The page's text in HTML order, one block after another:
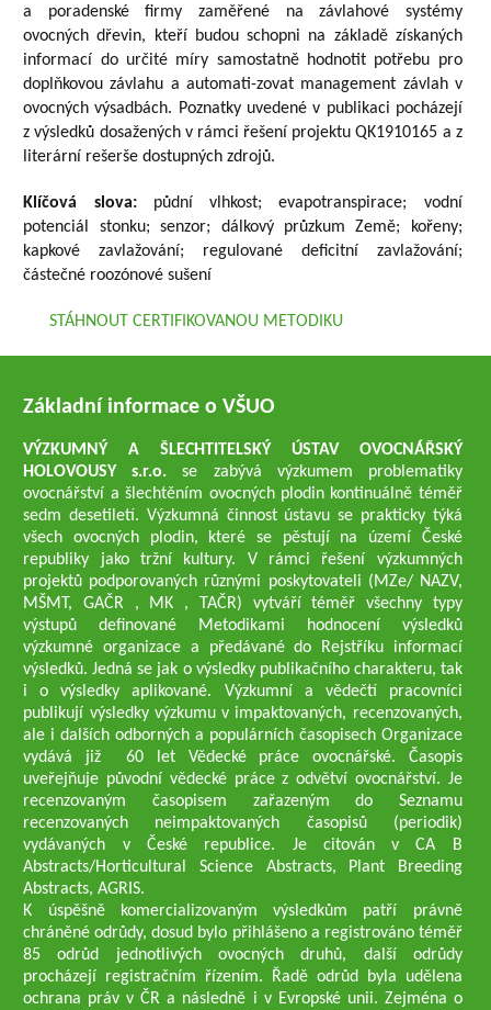
a poradenské firmy zaměřené na závlahové systémy
ovocných dřevin, kteří budou schopni na základě získaných
informací do určité míry samostatně hodnotit potřebu pro
doplňkovou závlahu a automati-zovat management závlah v
ovocných výsadbách. Poznatky uvedené v publikaci pocházejí
z výsledků dosažených v rámci řešení projektu QK1910165 a z
literární rešerše dostupných zdrojů.
Klíčová slova:půdní vlhkost; evapotranspirace; vodní
potenciál stonku; senzor; dálkový průzkum Země; kořeny;
kapkové zavlažování; regulované deficitní zavlažování;
částečné roozónové sušení
STÁHNOUT CERTIFIKOVANOU METODIKU
Základní informace o VŠUO
VÝZKUMNÝ A ŠLECHTITELSKÝ ÚSTAV OVOCNÁŘSKÝ
HOLOVOUSY s.r.o.se zabývá výzkumem problematiky
ovocnářství a šlechtěním ovocných plodin kontinuálně téměř
sedm desetiletí. Výzkumná činnost ústavu se prakticky týká
všech ovocných plodin, které se pěstují na území České
republiky jako tržní kultury. V rámci řešení výzkumných
projektů podporovaných různými poskytovateli (MZe/ NAZV,
MŠMT, GAČR , MK , TAČR) vytváří téměř všechny typy
výstupů definované Metodikami hodnocení výsledků
výzkumné organizace a předávané do Rejstříku informací
výsledků. Jedná se jak o výsledky publikačního charakteru, tak
i o výsledky aplikované. Výzkumní a vědečtí pracovníci
publikují výsledky výzkumu v impaktovaných, recenzovaných,
ale i dalších odborných a populárních časopisech Organizace
vydává již 60 let Vědecké práce ovocnářské. Časopis
uveřejňuje původní vědecké práce z odvětví ovocnářství. Je
recenzovaným časopisem zařazeným do Seznamu
recenzovaných neimpaktovaných časopisů (periodik)
vydávaných v České republice. Je citován v CA B
Abstracts/Horticultural Science Abstracts, Plant Breeding
Abstracts, AGRIS.
K úspěšně komercializovaným výsledkům patří právně
chráněné odrůdy, dosud bylo přihlášeno a registrováno téměř
85 odrůd jednotlivých ovocných druhů, další odrůdy
procházejí registračním řízením. Řadě odrůd byla udělena
ochrana práv v ČR a následně i v Evropské unii. Zejména o